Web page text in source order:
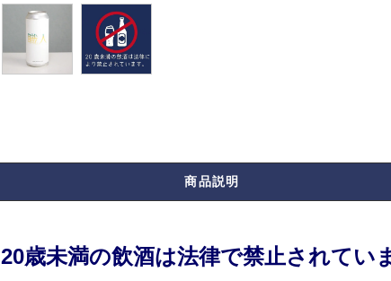
商品説明
20歳未満の飲酒は法律で禁止されてい